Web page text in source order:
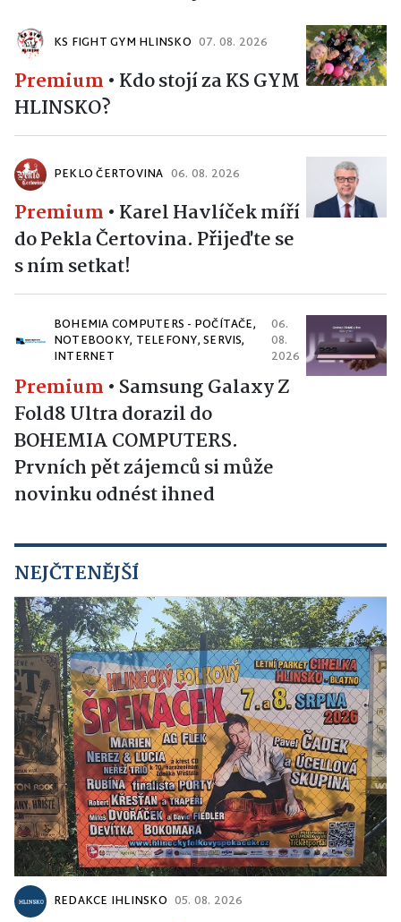
KS FIGHT GYM HLINSKO 07. 08. 2026
Premium • Kdo stojí za KS GYM
HLINSKO?
PEKLO ČERTOVINA 06. 08. 2026
Premium • Karel Havlíček míří
do Pekla Čertovina. Přijeďte se
s ním setkat!
BOHEMIA COMPUTERS - POČÍTAČE,
NOTEBOOKY, TELEFONY, SERVIS,
INTERNET
06.
08.
2026
Premium • Samsung Galaxy Z
Fold8 Ultra dorazil do
BOHEMIA COMPUTERS.
Prvních pět zájemců si může
novinku odnést ihned
NEJČTENĚJŠÍ
REDAKCE IHLINSKO 05. 08. 2026